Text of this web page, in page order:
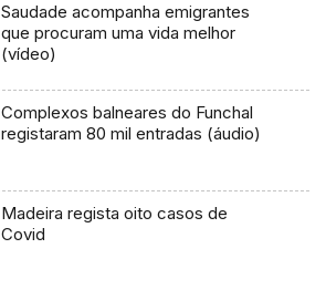
Saudade acompanha emigrantes
que procuram uma vida melhor
(vídeo)
Complexos balneares do Funchal
registaram 80 mil entradas (áudio)
Madeira regista oito casos de
Covid